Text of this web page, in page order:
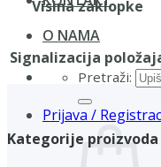
O NAMA
Pretraži:
Prijava /
Visina zaklopke
Signalizacija
Kategorije proizvoda